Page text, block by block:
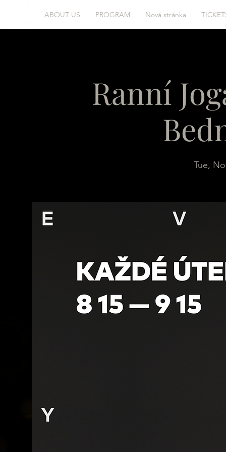
ABOUT US PROGRAM Nová stránka
Ranní
Tue,